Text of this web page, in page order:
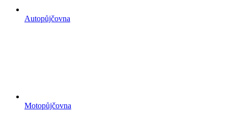
Autopůjčovna
Motopůjčovna